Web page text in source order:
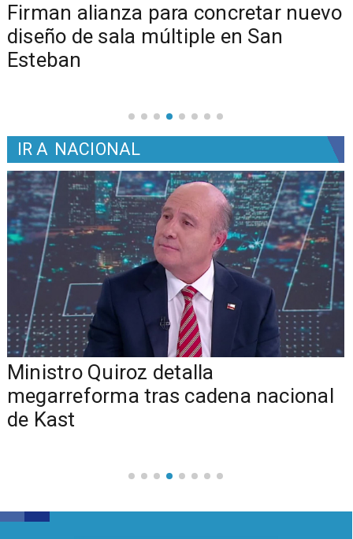
​​Firman alianza para concretar nuevo
diseño de sala múltiple en San
Esteban
IR A NACIONAL
Ministro Quiroz detalla
megarreforma tras cadena nacional
de Kast